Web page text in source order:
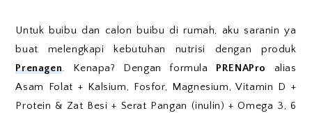
Untuk buibu dan calon buibu di rumah, aku saranin ya
buat melengkapi kebutuhan nutrisi dengan produk
Prenagen. Kenapa? Dengan formula PRENAPro
alias
Asam Folat + Kalsium, Fosfor, Magnesium, Vitamin D +
Protein & Zat Besi + Serat Pangan (inulin) + Omega 3, 6